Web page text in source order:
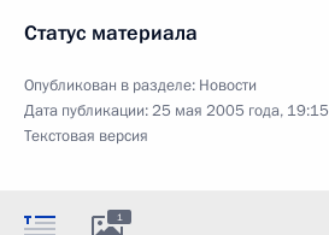
Статус материала
Опубликован в разделе: Новости
Дата публикации:25 мая 2005 года, 19:15
Текстовая версия
1